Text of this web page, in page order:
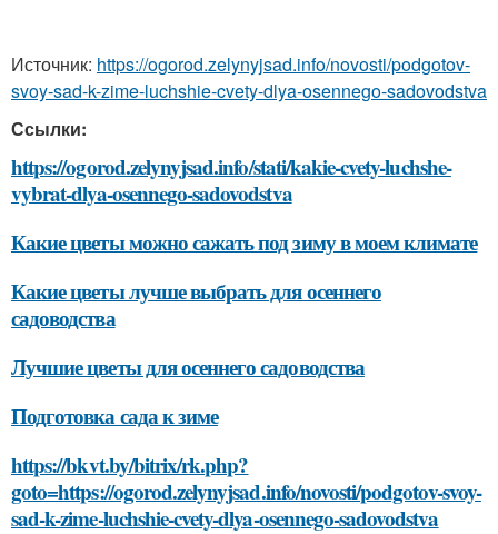
Источник: https://ogorod.zelynyjsad.info/novosti/podgotov-
svoy-sad-k-zime-luchshie-cvety-dlya-osennego-sadovodstva
Ссылки:
https://ogorod.zelynyjsad.info/stati/kakie-cvety-luchshe-
vybrat-dlya-osennego-sadovodstva
Какие цветы можно сажать под зиму в моем климате
Какие цветы лучше выбрать для осеннего
садоводства
Лучшие цветы для осеннего садоводства
Подготовка сада к зиме
https://bkvt.by/bitrix/rk.php?
goto=https://ogorod.zelynyjsad.info/novosti/podgotov-svoy-
sad-k-zime-luchshie-cvety-dlya-osennego-sadovodstva